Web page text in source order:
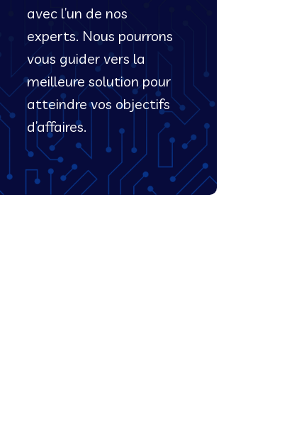
avec l’un de nos
experts. Nous pourrons
vous guider vers la
meilleure solution pour
atteindre vos objectifs
d’affaires.